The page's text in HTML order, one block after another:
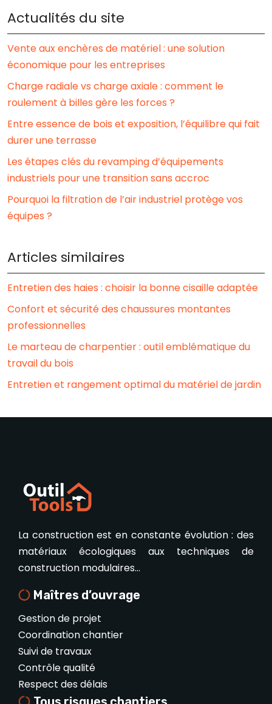
Actualités du site
Vente aux enchères de matériel : une solution
économique pour les entreprises
Charge radiale vs charge axiale : comment le
roulement à billes gère les forces ?
Entre essence de bois et exposition, l’équilibre qui fait
durer une terrasse
Les étapes clés du revamping d’équipements
industriels pour une transition sans accroc
Pourquoi la filtration de l’air industriel protège vos
équipes ?
Articles similaires
Entretien des haies : choisir la bonne cisaille adaptée
Confort et sécurité des chaussures montantes
professionnelles
Le marteau de charpentier : outil emblématique du
travail du bois
Entretien et rangement optimal du matériel de jardin
La construction est en constante évolution : des
matériaux écologiques aux techniques de
construction modulaires…
Maîtres d’ouvrage
Gestion de projet
Coordination chantier
Suivi de travaux
Contrôle qualité
Respect des délais